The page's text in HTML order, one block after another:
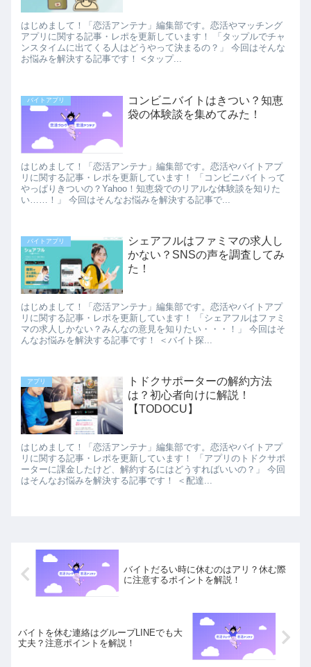
はじめまして！「恋活アンテナ」編集部です。恋活やマッチング
アプリに関する記事・レポを更新しています！ 「タップルでチャ
ンスタイムに出てくる人はどうやって決まるの？」 今回はそんな
お悩みを解決する記事です！ <タップ...
バイトアプリ
コンビニバイトはきつい？知恵
袋の体験談を集めてみた！
はじめまして！「恋活アンテナ」編集部です。恋活やバイトアプ
リに関する記事・レポを更新しています！ 「コンビニバイトって
やっぱりきついの？Yahoo！知恵袋でのリアルな体験談を知りた
い……！」 今回はそんなお悩みを解決する記事で...
バイトアプリ
シェアフルはファミマの求人し
かない？SNSの声を調査してみ
た！
はじめまして！「恋活アンテナ」編集部です。恋活やバイトアプ
リに関する記事・レポを更新しています！ 「シェアフルはファミ
マの求人しかない？みんなの意見を知りたい・・・！」 今回はそ
んなお悩みを解決する記事です！ ＜バイト探...
アプリ
トドクサポーターの解約方法
は？初心者向けに解説！
【TODOCU】
はじめまして！「恋活アンテナ」編集部です。恋活やバイトアプ
リに関する記事・レポを更新しています！ 「アプリのトドクサポ
ーターに課金したけど、解約するにはどうすればいいの？」 今回
はそんなお悩みを解決する記事です！ ＜配達...
バイトだるい時に休むのはアリ？休む際
に注意するポイントを解説！
バイトを休む連絡はグループLINEでも大
丈夫？注意ポイントを解説！